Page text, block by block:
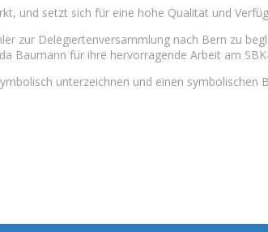
und setzt sich für eine hohe Qualität und
zur Delegiertenversammlung nach Bern zu
Baumann für ihre hervorragende Arbeit am
unterzeichnen und einen symbolischen